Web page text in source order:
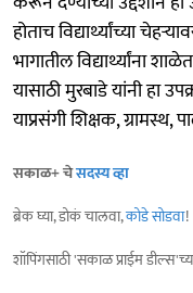
होताच विद्यार्थ्यांच्या
भागातील विद्यार्थ्यांना
यासाठी मुरबाडे यांनी हा
याप्रसंगी शिक्षक, ग्रामस्थ,
सकाळ+ चेसदस्य व्हा
ब्रेक घ्या, डोकं चालवा,कोडे सोडवा!
शॉपिंगसाठी 'सकाळ प्राईम